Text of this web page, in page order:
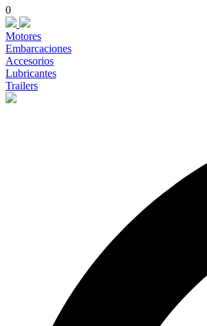
0
Motores
Embarcaciones
Accesorios
Lubricantes
Trailers